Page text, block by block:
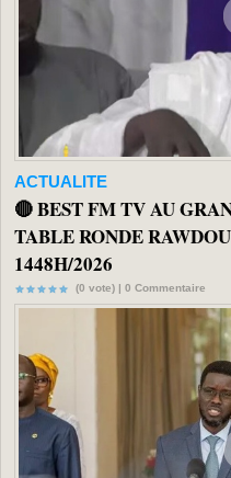
ACTUALITE
🔴 BEST FM TV AU
TABLE RONDE
1448H/2026
(0 vote) | 0 Commentaire